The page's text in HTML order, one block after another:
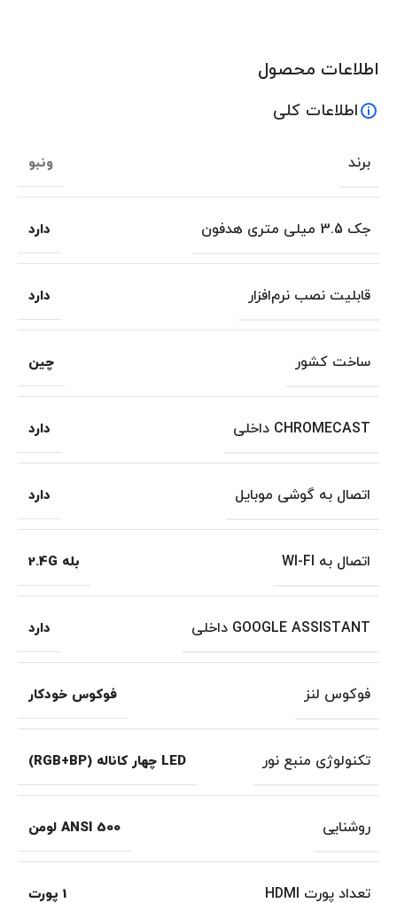
اطلاعات محصول
اطلاعات کلی
برند ونبو
جک 3.5 میلی متری هدفون دارد
قابلیت نصب نرم‌افزار دارد
ساخت کشور چین
CHROMECAST داخلی دارد
اتصال به گوشی موبایل دارد
اتصال به WI-FI بله 2.4G
GOOGLE ASSISTANT داخلی دارد
فوکوس لنز فوکوس خودکار
تکنولوژی منبع نور LED چهار کاناله (RGB+BP)
روشنایی 500 ANSI لومن
تعداد پورت HDMI 1 پورت